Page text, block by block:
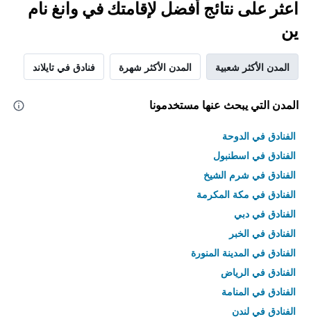
اعثر على نتائج أفضل لإقامتك في وانغ نام
ين
المدن الأكثر شعبية المدن الأكثر شهرة فنادق في تايلاند
المدن التي يبحث عنها مستخدمونا
الفنادق في الدوحة
الفنادق في اسطنبول
الفنادق في شرم الشيخ
الفنادق في مكة المكرمة
الفنادق في دبي
الفنادق في الخبر
الفنادق في المدينة المنورة
الفنادق في الرياض
الفنادق في المنامة
الفنادق في لندن